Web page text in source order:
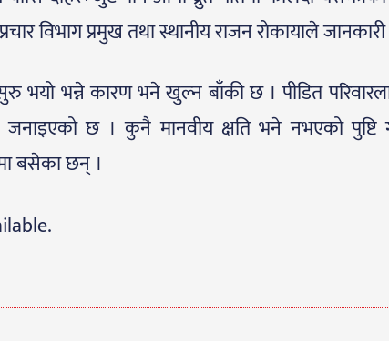
विभाग प्रमुख तथा स्थानीय राजन रोकायाले
भयो भन्ने कारण भने खुल्न बाँकी छ । पीडित
छ । कुनै मानवीय क्षति भने नभएको पुष्टि
बसेका छन् ।